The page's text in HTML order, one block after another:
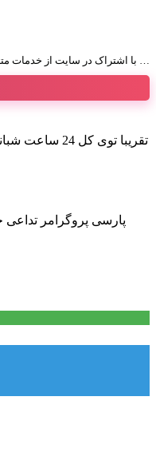
با اشتراک در سایت از خدمات متنوع ما بهره مند شوید …
تقریبا
پارسی پروگرامر